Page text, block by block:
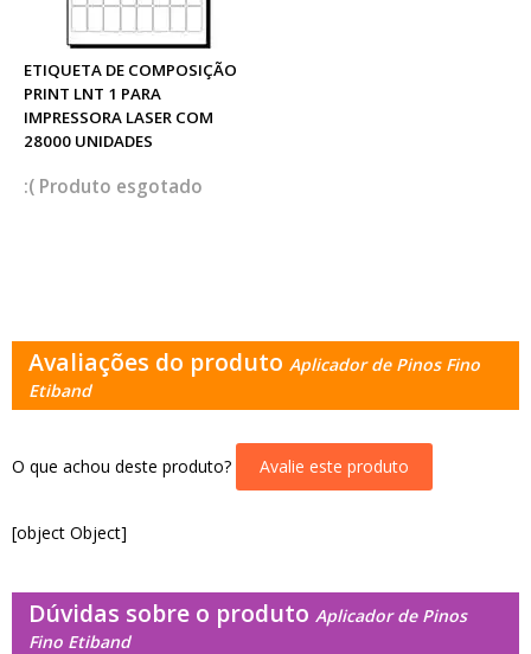
ETIQUETA DE COMPOSIÇÃO
PRINT LNT 1 PARA
IMPRESSORA LASER COM
28000 UNIDADES
esgotado
Avaliações do produto Aplicador de Pinos Fino
Etiband
O que achou deste produto? Avalie este produto
[object Object]
Dúvidas sobre o produto Aplicador de Pinos
Fino Etiband